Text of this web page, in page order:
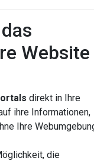
Website
direkt in Ihre
ihre Informationen,
Ihre
die